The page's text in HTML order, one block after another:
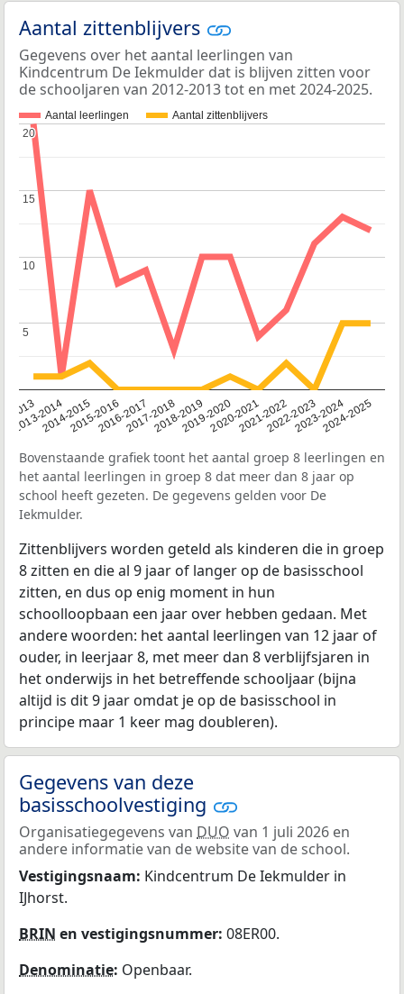
Aantal zittenblijvers
Gegevens over het aantal leerlingen van
Kindcentrum De Iekmulder dat is blijven zitten voor
de schooljaren van 2012-2013 tot en met 2024-2025.
Aantal leerlingen Aantal zittenblijvers
2013
2013-2014
2014-20152015-20162016-20172017-20182018-20192019-20202020-20212021-20222022-20232023-20242024-2025
5
5
10
10
15
15
20
20
Bovenstaande grafiek toont het aantal groep 8 leerlingen en
het aantal leerlingen in groep 8 dat meer dan 8 jaar op
school heeft gezeten. De gegevens gelden voor De
Iekmulder.
Zittenblijvers worden geteld als kinderen die in groep
8 zitten en die al 9 jaar of langer op de basisschool
zitten, en dus op enig moment in hun
schoolloopbaan een jaar over hebben gedaan. Met
andere woorden: het aantal leerlingen van 12 jaar of
ouder, in leerjaar 8, met meer dan 8 verblijfsjaren in
het onderwijs in het betreffende schooljaar (bijna
altijd is dit 9 jaar omdat je op de basisschool in
principe maar 1 keer mag doubleren).
Gegevens van deze
basisschoolvestiging
Organisatiegegevens van DUO van 1 juli 2026 en
andere informatie van de website van de school.
Vestigingsnaam: Kindcentrum De Iekmulder in
IJhorst.
BRIN en vestigingsnummer: 08ER00.
Denominatie: Openbaar.